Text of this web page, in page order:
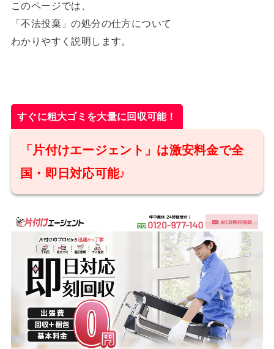
このページでは、
「不法投棄」の処分の仕方について
わかりやすく説明します。
すぐに粗大ゴミを大量に回収可能！
「片付けエージェント」は激安料金で全
国・即日対応可能♪